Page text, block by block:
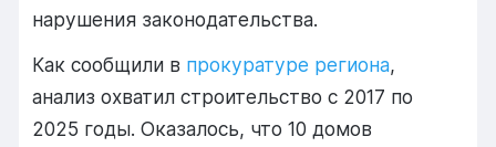
нарушения законодательства.
Как сообщили в прокуратуре региона,
анализ охватил строительство с 2017 по
2025 годы. Оказалось, что 10 домов